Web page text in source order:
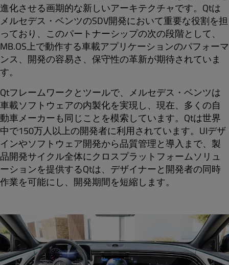
進化させる画期的な新しいアーキテクチャです。Qtは
メルセデス・ベンツのSDV開発において重要な役割を担
っており、このパートナーシップの次の段階として、
MB.OS上で動作する車載アプリケーションのパフォーマ
ンス、開発の容易さ、保守性の革新が期待されていま
す。
Qtフレームワークとツールで、メルセデス・ベンツは
車載ソフトウェアの内製化を実現し、現在、多くの自
動車メーカーも同じことを模索しています。Qtは世界
中で150万人以上の開発者に利用されています。UIデザ
インやソフトウェア開発から品質管理と導入まで、製
品開発サイクル全体にクロスプラットフォームソリュ
ーションを提供するQtは、デザイナーと開発者の同時
作業を可能にし、開発期間を短縮します。